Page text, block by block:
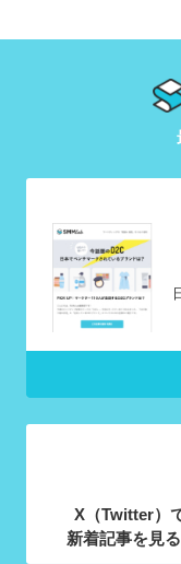
X（Twitter）
新着記事を見る